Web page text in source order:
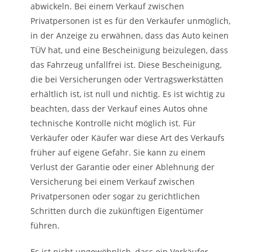
abwickeln. Bei einem Verkauf zwischen
Privatpersonen ist es für den Verkäufer unmöglich,
in der Anzeige zu erwähnen, dass das Auto keinen
TÜV hat, und eine Bescheinigung beizulegen, dass
das Fahrzeug unfallfrei ist. Diese Bescheinigung,
die bei Versicherungen oder Vertragswerkstätten
erhältlich ist, ist null und nichtig. Es ist wichtig zu
beachten, dass der Verkauf eines Autos ohne
technische Kontrolle nicht möglich ist. Für
Verkäufer oder Käufer war diese Art des Verkaufs
früher auf eigene Gefahr. Sie kann zu einem
Verlust der Garantie oder einer Ablehnung der
Versicherung bei einem Verkauf zwischen
Privatpersonen oder sogar zu gerichtlichen
Schritten durch die zukünftigen Eigentümer
führen.